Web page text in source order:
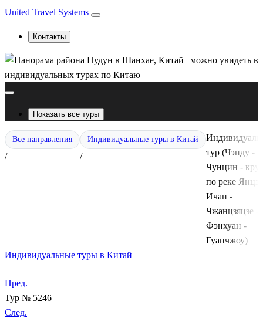
United Travel Systems
Контакты
Показать все туры
Все направления
/
Индивидуальные туры в Китай
/
тур (Чэнду -
Чунцин -
по реке
Ичан -
Чжанцзяцзе -
Фэнхуан -
Гуанчжоу)
Индивидуальные туры в Китай
Пред.
Тур № 5246
След.